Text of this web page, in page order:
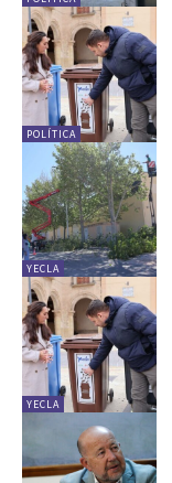
POLÍTICA
YECLA
YECLA